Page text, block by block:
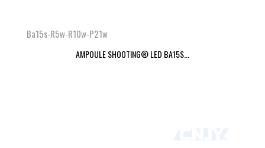
Ba15s-R5w-R10w-P21w
AMPOULE SHOOTING® LED BA15S...